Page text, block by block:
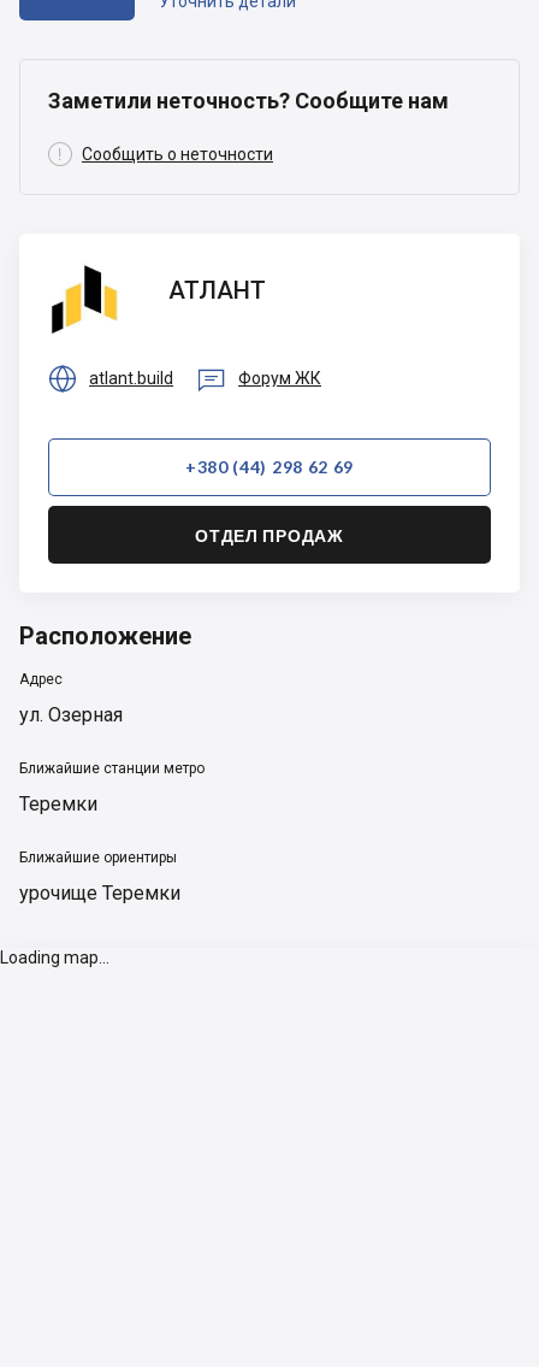
Заметили неточность? Сообщите нам
 Сообщить о неточности
АТЛАНТ
АТЛАНТ
 atlant.build  Форум ЖК
+380 (44) 298 62 69
ОТДЕЛ ПРОДАЖ
Расположение
Адрес
ул. Озерная
Ближайшие станции метро
Теремки
Ближайшие ориентиры
урочище Теремки
Loading map...